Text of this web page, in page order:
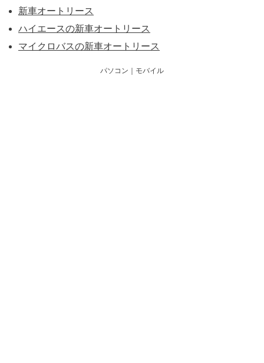
新車オートリース
ハイエースの新車オートリース
マイクロバスの新車オートリース
パソコン ｜モバイル